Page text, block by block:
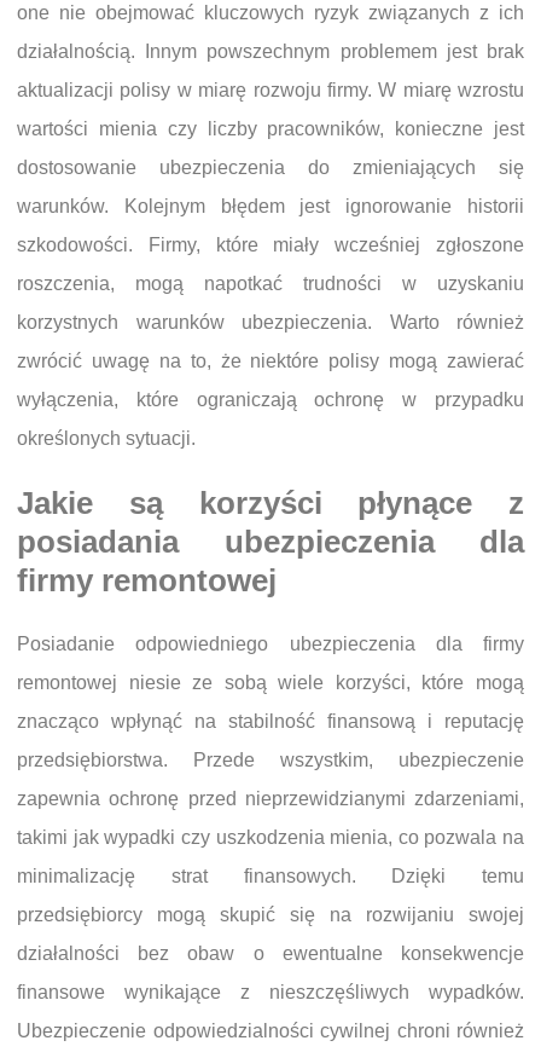
one nie obejmować kluczowych ryzyk związanych z ich
działalnością. Innym powszechnym problemem jest brak
aktualizacji polisy w miarę rozwoju firmy. W miarę wzrostu
wartości mienia czy liczby pracowników, konieczne jest
dostosowanie ubezpieczenia do zmieniających się
warunków. Kolejnym błędem jest ignorowanie historii
szkodowości. Firmy, które miały wcześniej zgłoszone
roszczenia, mogą napotkać trudności w uzyskaniu
korzystnych warunków ubezpieczenia. Warto również
zwrócić uwagę na to, że niektóre polisy mogą zawierać
wyłączenia, które ograniczają ochronę w przypadku
określonych sytuacji.
Jakie są korzyści płynące z
posiadania ubezpieczenia dla
firmy remontowej
Posiadanie odpowiedniego ubezpieczenia dla firmy
remontowej niesie ze sobą wiele korzyści, które mogą
znacząco wpłynąć na stabilność finansową i reputację
przedsiębiorstwa. Przede wszystkim, ubezpieczenie
zapewnia ochronę przed nieprzewidzianymi zdarzeniami,
takimi jak wypadki czy uszkodzenia mienia, co pozwala na
minimalizację strat finansowych. Dzięki temu
przedsiębiorcy mogą skupić się na rozwijaniu swojej
działalności bez obaw o ewentualne konsekwencje
finansowe wynikające z nieszczęśliwych wypadków.
Ubezpieczenie odpowiedzialności cywilnej chroni również